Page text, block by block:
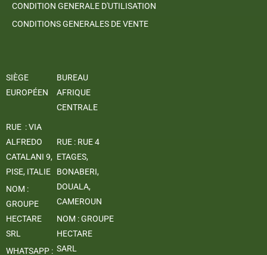
CONDITION GENERALE D'UTILISATION
CONDITIONS GENERALES DE VENTE
SIÈGE
EUROPÉEN
RUE : VIA
ALFREDO
CATALANI 9,
PISE, ITALIE
NOM :
GROUPE
HECTARE
SRL
WHATSAPP :
BUREAU
AFRIQUE
CENTRALE
RUE : RUE 4
ETAGES,
BONABERI,
DOUALA,
CAMEROUN
NOM : GROUPE
HECTARE
SARL